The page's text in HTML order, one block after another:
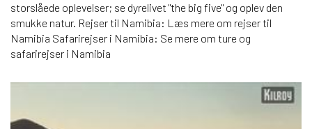
storslåede oplevelser; se dyrelivet "the big five" og oplev den
smukke natur. Rejser til Namibia: Læs mere om rejser til
Namibia Safarirejser i Namibia: Se mere om ture og
safarirejser i Namibia